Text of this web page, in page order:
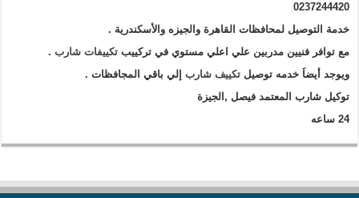
0237244420
خدمة التوصيل لمحافظات القاهرة والجيزه والأسكندرية .
مع توافر فنيين مدربين علي اعلي مستوي في تركييبتكييفات شارب .
ويوجد أيضاَ خدمه توصيل تكييف شارب إلي باقي المجافظات .
توكيل شارب المعتمد فيصل ,الجيزة
24 ساعه